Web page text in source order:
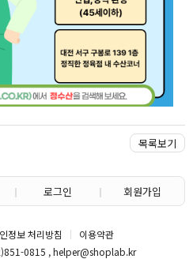
목록보기
로그인 회원가입
정보 처리방침
이용약관
0815 , helper@shoplab.kr